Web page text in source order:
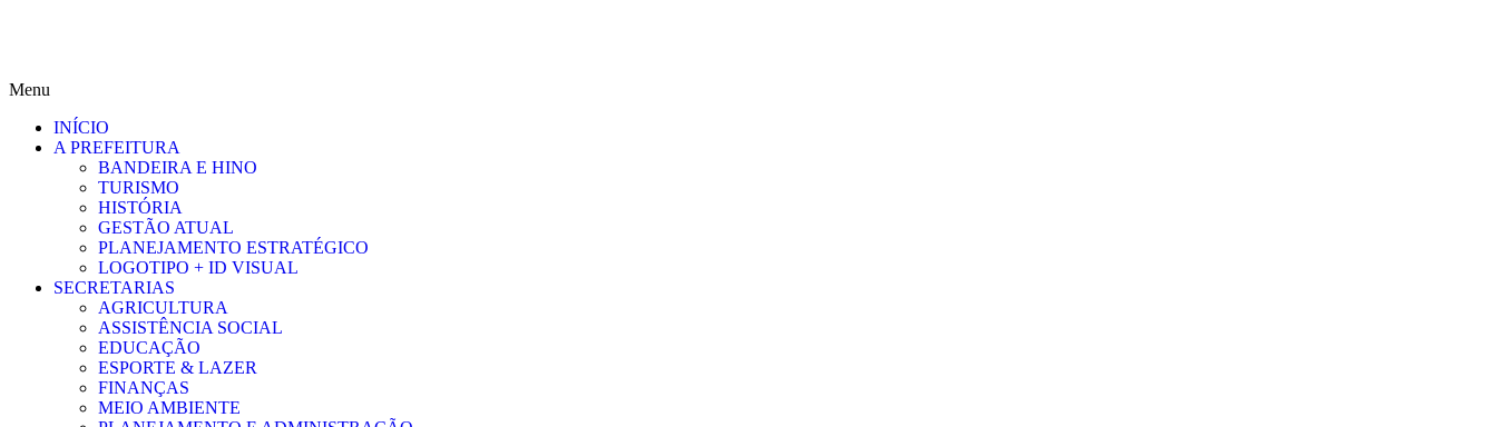
Menu
INÍCIO
A PREFEITURA
BANDEIRA E HINO
TURISMO
HISTÓRIA
GESTÃO ATUAL
PLANEJAMENTO ESTRATÉGICO
LOGOTIPO + ID VISUAL
SECRETARIAS
AGRICULTURA
ASSISTÊNCIA SOCIAL
EDUCAÇÃO
ESPORTE & LAZER
FINANÇAS
MEIO AMBIENTE